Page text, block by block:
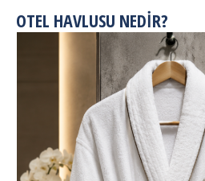
OTEL HAVLUSU NEDIR?